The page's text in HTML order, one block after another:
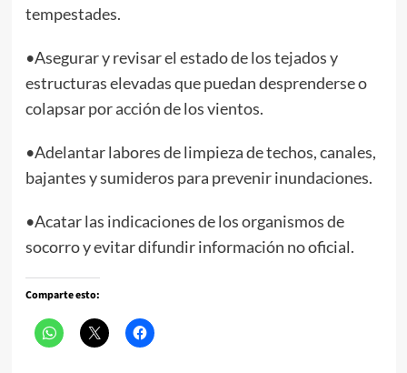
tempestades.
•Asegurar y revisar el estado de los tejados y
estructuras elevadas que puedan desprenderse o
colapsar por acción de los vientos.
•Adelantar labores de limpieza de techos, canales,
bajantes y sumideros para prevenir inundaciones.
•Acatar las indicaciones de los organismos de
socorro y evitar difundir información no oficial.
Comparte esto: